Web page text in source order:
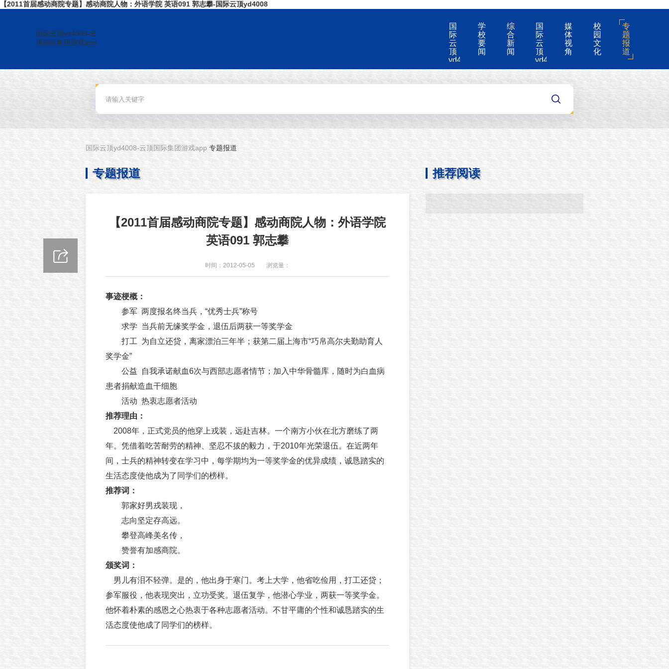
【2011首届感动商院专题】感动商院人物：外语学院 英语091 郭志攀-国际云顶yd4008
国际云顶yd4008-云
顶国际集团游戏app
国
际
云
顶
yd4008-
云
国
戏
学
校
要
闻
综
合
新
闻
国
际
云
顶
yd4008
的
告
媒
体
视
角
校
园
文
化
专
题
报
道
国际云顶yd4008-云顶国际集团游戏app 专题报道
专题报道
【2011首届感动商院专题】感动商院人物：外语学院
英语091 郭志攀
时间：2012-05-05 浏览量：
事迹梗概：
参军 两度报名终当兵，“优秀士兵”称号
求学 当兵前无缘奖学金，退伍后两获一等奖学金
打工 为自立还贷，离家漂泊三年半；获第二届上海市“巧帛高尔夫勤助育人
奖学金”
公益 自我承诺献血6次与西部志愿者情节；加入中华骨髓库，随时为白血病
患者捐献造血干细胞
活动 热衷志愿者活动
推荐理由：
2008年，正式党员的他穿上戎装，远赴吉林。一个南方小伙在北方磨练了两
年。凭借着吃苦耐劳的精神、坚忍不拔的毅力，于2010年光荣退伍。在近两年
间，士兵的精神转变在学习中，每学期均为一等奖学金的优异成绩，诚恳踏实的
生活态度使他成为了同学们的榜样。
推荐词：
郭家好男戎装现，
志向坚定存高远。
攀登高峰美名传，
赞誉有加感商院。
颁奖词：
男儿有泪不轻弹。是的，他出身于寒门。考上大学，他省吃俭用，打工还贷；
参军服役，他表现突出，立功受奖。退伍复学，他潜心学业，两获一等奖学金。
他怀着朴素的感恩之心热衷于各种志愿者活动。不甘平庸的个性和诚恳踏实的生
活态度使他成了同学们的榜样。
推荐阅读